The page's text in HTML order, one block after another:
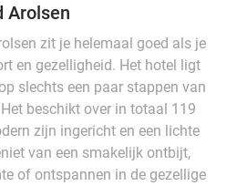
Arolsen
zit je helemaal goed als je
en gezelligheid. Het hotel ligt
slechts een paar stappen van
beschikt over in totaal 119
zijn ingericht en een lichte
van een smakelijk ontbijt,
of ontspannen in de gezellige